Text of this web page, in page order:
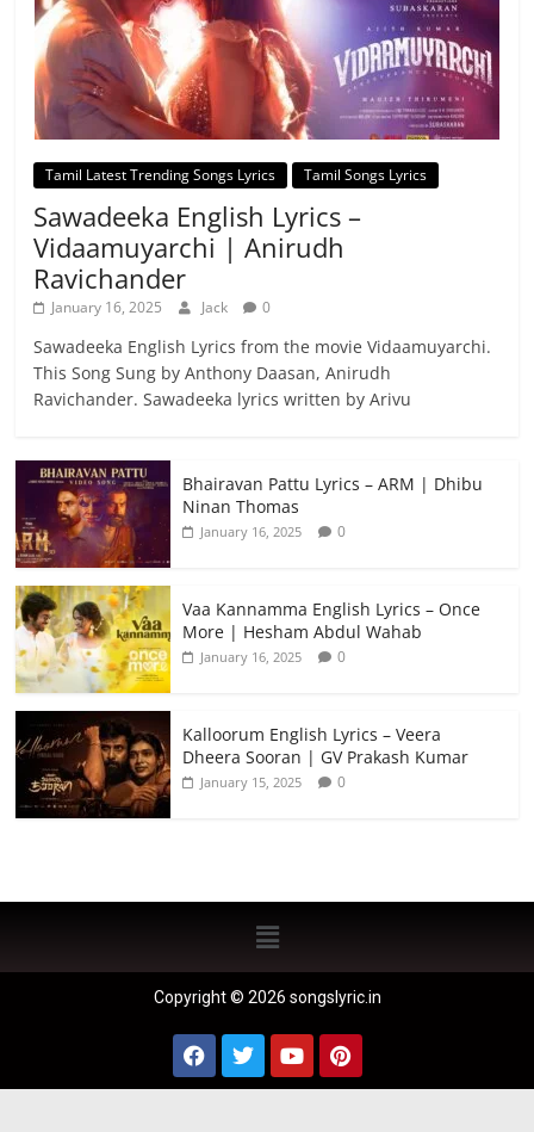
Tamil Latest Trending Songs Lyrics Tamil Songs Lyrics
Sawadeeka English Lyrics –
Vidaamuyarchi | Anirudh
Ravichander
January 16, 2025 Jack 0
Sawadeeka English Lyrics from the movie Vidaamuyarchi.
This Song Sung by Anthony Daasan, Anirudh
Ravichander. Sawadeeka lyrics written by Arivu
Bhairavan Pattu Lyrics – ARM | Dhibu
Ninan Thomas
January 16, 2025 0
Vaa Kannamma English Lyrics – Once
More | Hesham Abdul Wahab
January 16, 2025 0
Kalloorum English Lyrics – Veera
Dheera Sooran | GV Prakash Kumar
January 15, 2025 0
Copyright © 2026 songslyric.in